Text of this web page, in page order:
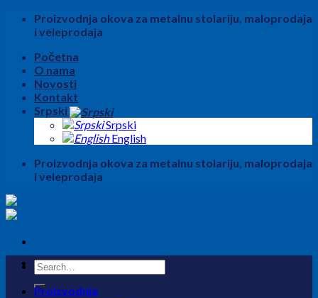
Skip
Proizvodnja okova za metalnu stolariju, maloprodaja
i veleprodaja
Početna
O nama
Novosti
Kontakt
Srpski
Srpski
English
Proizvodnja okova za metalnu stolariju, maloprodaja
i veleprodaja
Search
for:
Proizvodnja